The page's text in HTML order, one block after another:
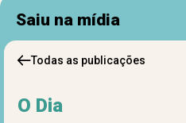
Saiu na mídia
Todas as publicações
O Dia